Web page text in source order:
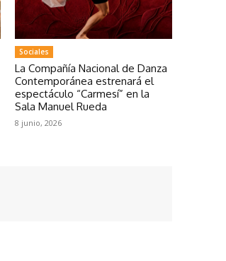
Sociales
La Compañía Nacional de Danza
Contemporánea estrenará el
espectáculo “Carmesí” en la
Sala Manuel Rueda
8 junio, 2026